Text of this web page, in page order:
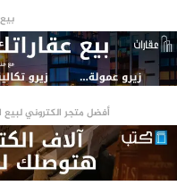
أفضل متجر الكتروني